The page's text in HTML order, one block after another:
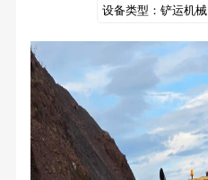
设备类型： 铲运机械